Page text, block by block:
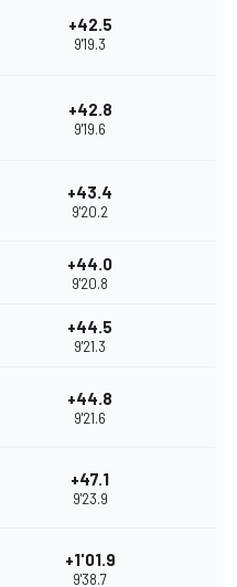
+42.5
9'19.3
+42.8
9'19.6
+43.4
9'20.2
+44.0
9'20.8
+44.5
9'21.3
+44.8
9'21.6
+47.1
9'23.9
+1'01.9
9'38.7